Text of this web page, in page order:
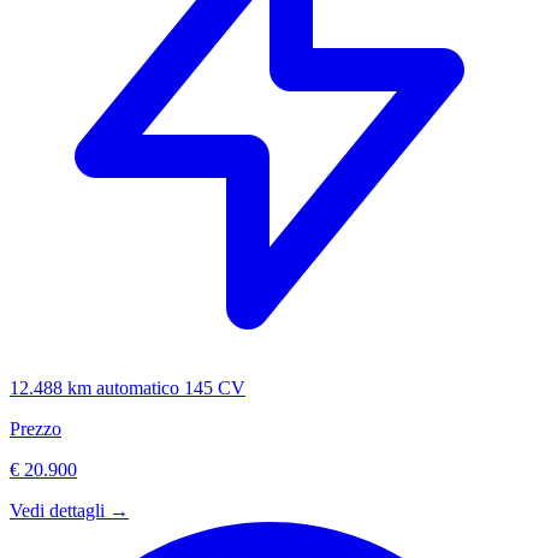
12.488 km automatico 145 CV
Prezzo
€ 20.900
Vedi dettagli →